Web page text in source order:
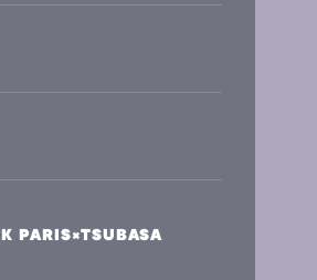
PARIS×TSUBASA